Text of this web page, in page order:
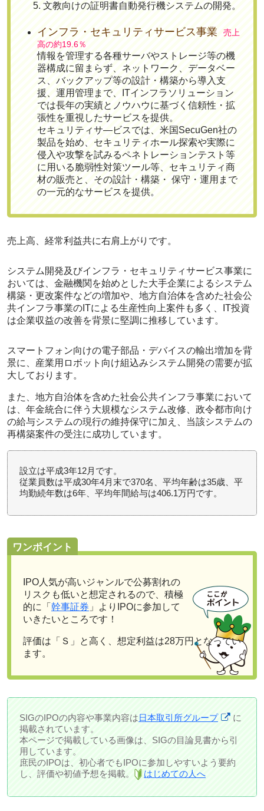
文教向けの証明書自動発行機システムの開発。
インフラ・セキュリティサービス事業
売上
高の約19.6％
情報を管理する各種サーバやストレージ等の機
器構成に留まらず、ネットワーク、データベー
ス、バックアップ等の設計・構築から導入支
援、運用管理まで、ITインフラソリューション
では長年の実績とノウハウに基づく信頼性・拡
張性を重視したサービスを提供。
セキュリティサ―ビスでは、米国SecuGen社の
製品を始め、セキュリティホール探索や実際に
侵入や攻撃を試みるペネトレーションテスト等
に用いる脆弱性対策ツール等、セキュリティ商
材の販売と、その設計・構築・ 保守・運用まで
の一元的なサービスを提供。
売上高、経常利益共に右肩上がり です。
システム開発及びインフラ・セキュリティサービス事業に
おいては、 金融機関を始めとした大手企業によるシステム
構築・更改案件などの増加や、地方自治体を含めた社会公
共インフラ事業のITによる生産性向上案件も多く
、IT投資
は企業収益の改善を背景に堅調に推移しています。
スマートフォン向けの電子部品・デバイスの輸出増加を背
景に、 産業用ロボット向け組込みシステム開発の需要が拡
大 しております。
また、地方自治体を含めた社会公共インフラ事業において
は、年金統合に伴う大規模なシステム改修、政令都市向け
の給与システムの現行の維持保守に加え、当該システムの
再構築案件の受注に成功しています。
設立は平成3年12月です。
従業員数は平成30年4月末で370名、平均年齢は35歳、平
均勤続年数は6年、平均年間給与は406.1万円です。
ワンポイント
IPO人気が高いジャンルで公募割れの
リスクも低いと想定されるので、積極
的に「 幹事証券 」よりIPOに参加して
いきたいところです！
評価は「Ｓ」と高く、 想定利益は28万円 となってい
ます。
SIGのIPOの内容や事業内容は日本取引所グループ
に
掲載されています。
本ページで掲載している画像は、SIGの目論見書から引
用しています。
庶民のIPOは、初心者でもIPOに参加しやすいよう要約
し、評価や初値予想を掲載。
はじめての人へ